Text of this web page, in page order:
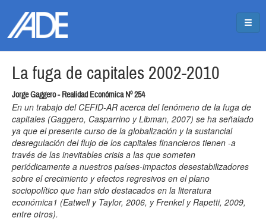
La fuga de capitales 2002-2010
Jorge Gaggero - Realidad Económica Nº 254
En un trabajo del CEFID-AR acerca del fenómeno de la fuga de
capitales (Gaggero, Casparrino y Libman, 2007) se ha señalado
ya que el presente curso de la globalización y la sustancial
desregulación del flujo de los capitales financieros tienen -a
través de las inevitables crisis a las que someten
periódicamente a nuestros países-impactos desestabilizadores
sobre el crecimiento y efectos regresivos en el plano
sociopolítico que han sido destacados en la literatura
económica1 (Eatwell y Taylor, 2006, y Frenkel y Rapetti, 2009,
entre otros).